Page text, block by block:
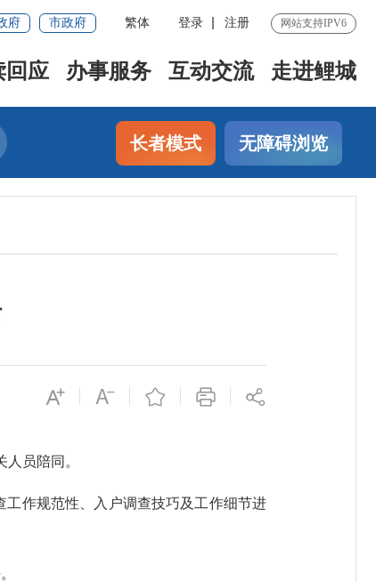
府 市政府 繁体 登录 注册 网站支持IPV6
回应 办事服务 互动交流 走进鲤城
长者模式 无障碍浏览
员陪同。
作规范性、入户调查技巧及工作细节进